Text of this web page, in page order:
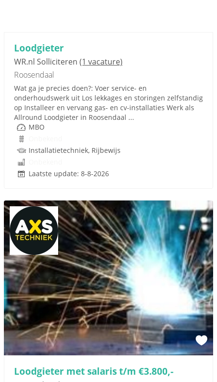
Loodgieter
WR.nl Solliciteren (1 vacature)
Roosendaal
Wat ga je precies doen?: Voer service- en
onderhoudswerk uit Los lekkages en storingen zelfstandig
op Installeer en vervang gas- en cv-installaties Werk als
Allround Loodgieter in Roosendaal ...
MBO
Installatietechniek, Rijbewijs
Laatste update: 8-8-2026
Loodgieter met salaris t/m €3.800,-